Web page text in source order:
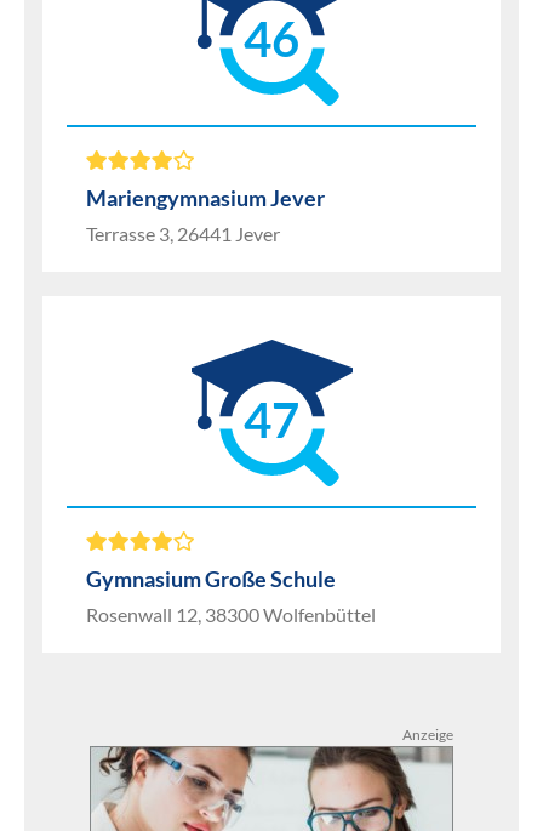
46
Mariengymnasium Jever
Terrasse 3, 26441 Jever
47
Gymnasium Große Schule
Rosenwall 12, 38300 Wolfenbüttel
Anzeige